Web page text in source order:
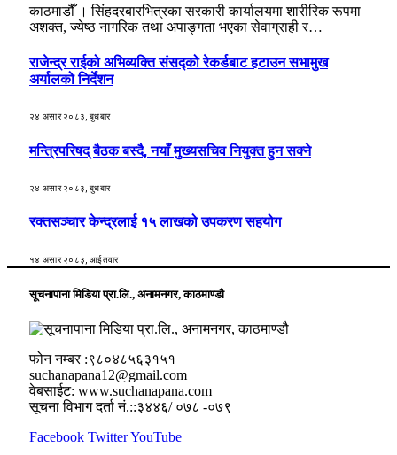
काठमाडौँ । सिंहदरबारभित्रका सरकारी कार्यालयमा शारीरिक रूपमा
अशक्त, ज्येष्ठ नागरिक तथा अपाङ्गता भएका सेवाग्राही र…
राजेन्द्र राईको अभिव्यक्ति संसद्को रेकर्डबाट हटाउन सभामुख
अर्यालको निर्देशन
२४ असार २०८३, बुधबार
मन्त्रिपरिषद् बैठक बस्दै, नयाँ मुख्यसचिव नियुक्त हुन सक्ने
२४ असार २०८३, बुधबार
रक्तसञ्चार केन्द्रलाई १५ लाखको उपकरण सहयोग
१४ असार २०८३, आईतवार
सूचनापाना मिडिया प्रा.लि., अनामनगर, काठमाण्डौ
फोन नम्बर :९८०४८५६३१५१
suchanapana12@gmail.com
वेबसाईट: www.suchanapana.com
सूचना विभाग दर्ता नं.::३४४६/ ०७८ -०७९
Facebook TwitterYouTube